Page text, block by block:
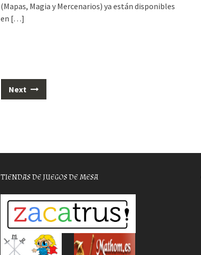
(Mapas, Magia y Mercenarios) ya están disponibles
en […]
Next
TIENDAS DE JUEGOS DE MESA